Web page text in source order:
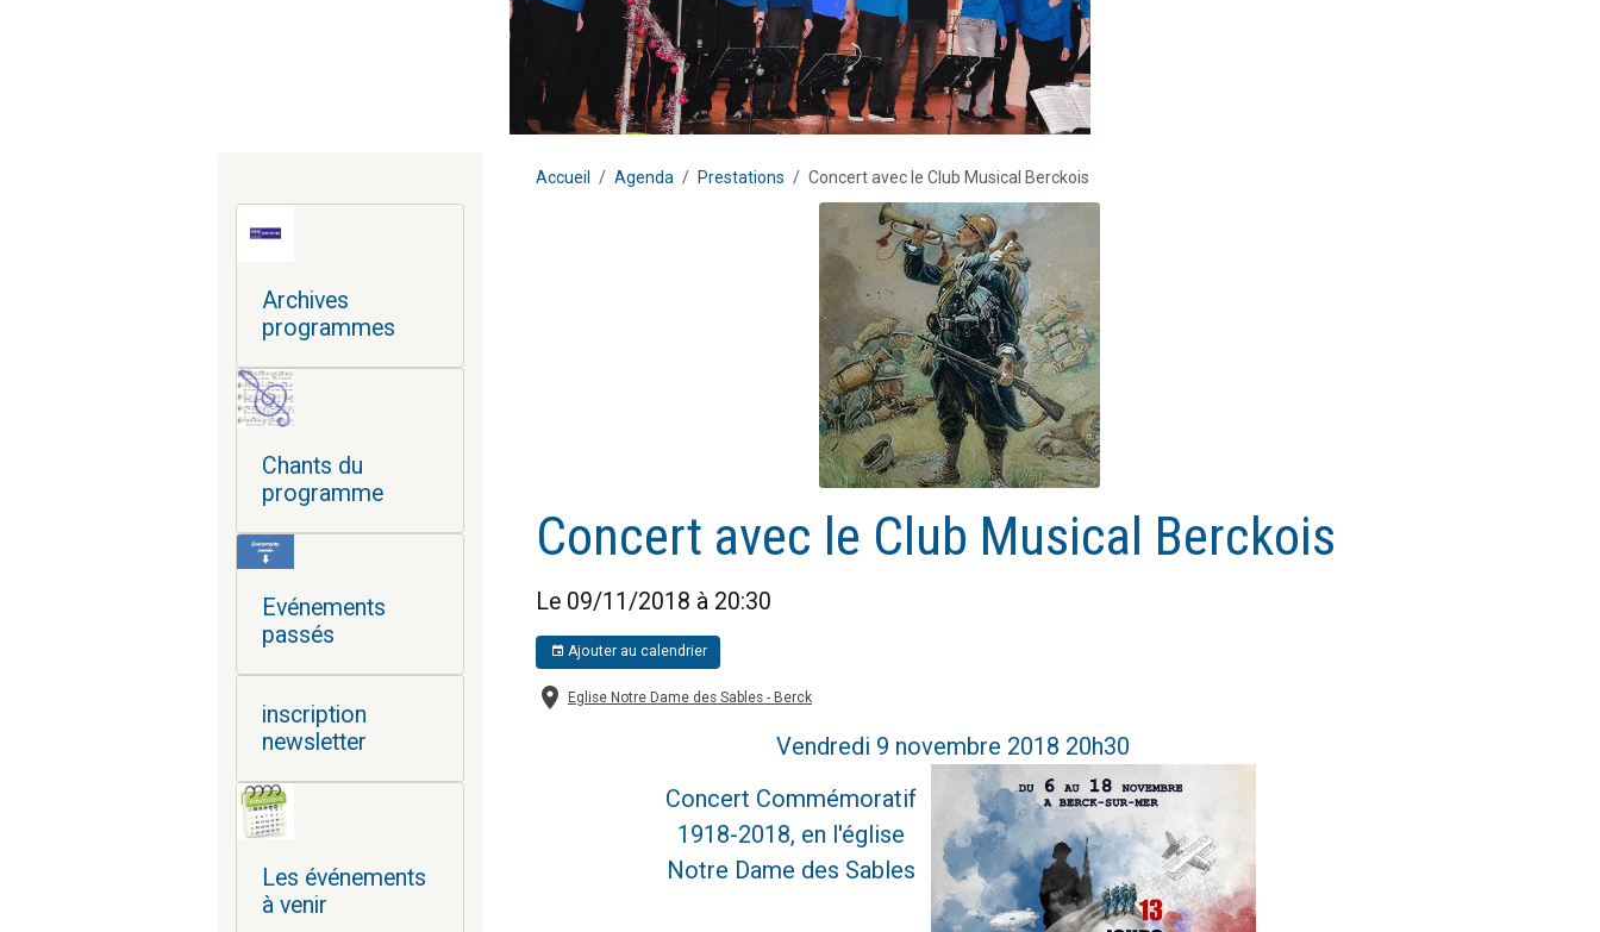
Accueil Agenda Prestations Concert avec le Club Musical Berckois
Concert avec le Club Musical Berckois
Le 09/11/2018 à 20:30
Ajouter au calendrier
Eglise Notre Dame des Sables - Berck
Vendredi 9 novembre 2018 20h30
Concert Commémoratif
1918-2018, en l'église
Notre Dame des Sables
Archives
programmes
Chants du
programme
Evénements
passés
inscription
newsletter
Les événements
à venir